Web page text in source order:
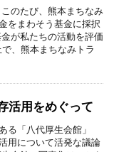
のたび、熊本まちなみ
をまわそう基金に採択
が私たちの活動を評価
、熊本まちなみトラ
活用をめぐって
る「八代厚生会館」
用について活発な議論